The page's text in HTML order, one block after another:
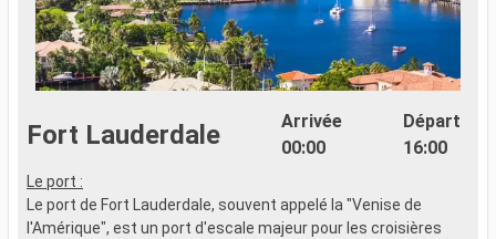
Fort Lauderdale
Arrivée
00:00
Départ
16:00
Le port :
Le port de Fort Lauderdale, souvent appelé la "Venise de
l'Amérique", est un port d'escale majeur pour les croisières